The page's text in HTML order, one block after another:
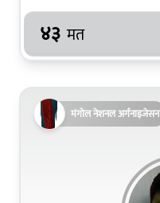
४३ मत
मंगोल नेशनल अर्गनाइजेसन